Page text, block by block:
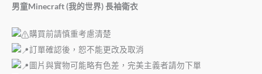
男童Minecraft (我的世界) 長袖衛衣
購買前請慎重考慮清楚
訂單確認後，恕不能更改及取消
圖片與實物可能略有色差，完美主義者請勿下單